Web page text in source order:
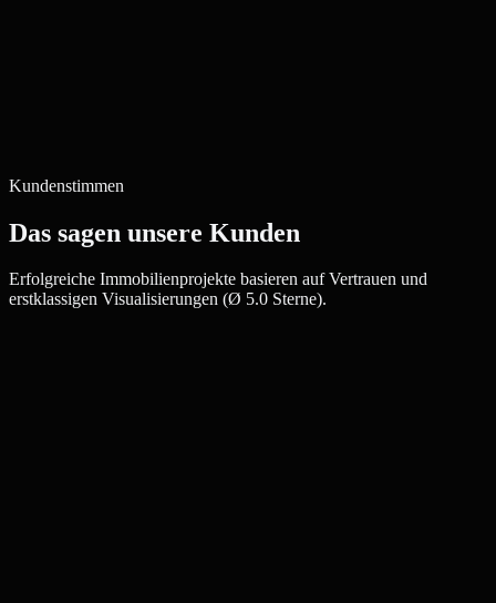
Kundenstimmen
Das sagen unsere Kunden
Erfolgreiche Immobilienprojekte basieren auf Vertrauen und
erstklassigen Visualisierungen (Ø 5.0 Sterne).